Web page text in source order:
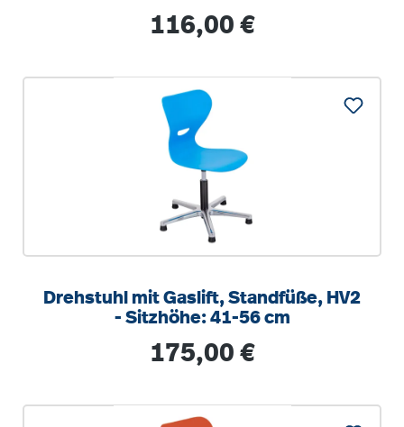
Regulärer Preis:
116,00 €
Drehstuhl mit Gaslift, Standfüße, HV2
- Sitzhöhe: 41-56 cm
Regulärer Preis:
175,00 €